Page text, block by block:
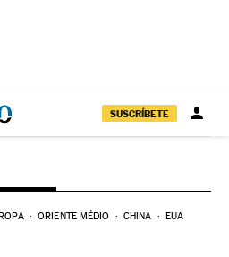
SUSCRÍBETE
ORIENTE MÉDIO CHINA EUA